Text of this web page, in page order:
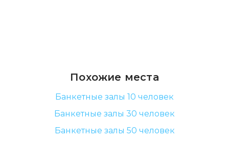
Похожие места
Банкетные залы 10 человек
Банкетные залы 30 человек
Банкетные залы 50 человек